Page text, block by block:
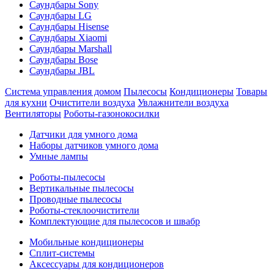
Саундбары Sony
Саундбары LG
Саундбары Hisense
Саундбары Xiaomi
Саундбары Marshall
Саундбары Bose
Саундбары JBL
Система управления домом Пылесосы Кондиционеры Товары
для кухни Очистители воздуха Увлажнители воздуха
Вентиляторы Роботы-газонокосилки
Датчики для умного дома
Наборы датчиков умного дома
Умные лампы
Роботы-пылесосы
Вертикальные пылесосы
Проводные пылесосы
Роботы-стеклоочистители
Комплектующие для пылесосов и швабр
Мобильные кондиционеры
Сплит-системы
Аксессуары для кондиционеров